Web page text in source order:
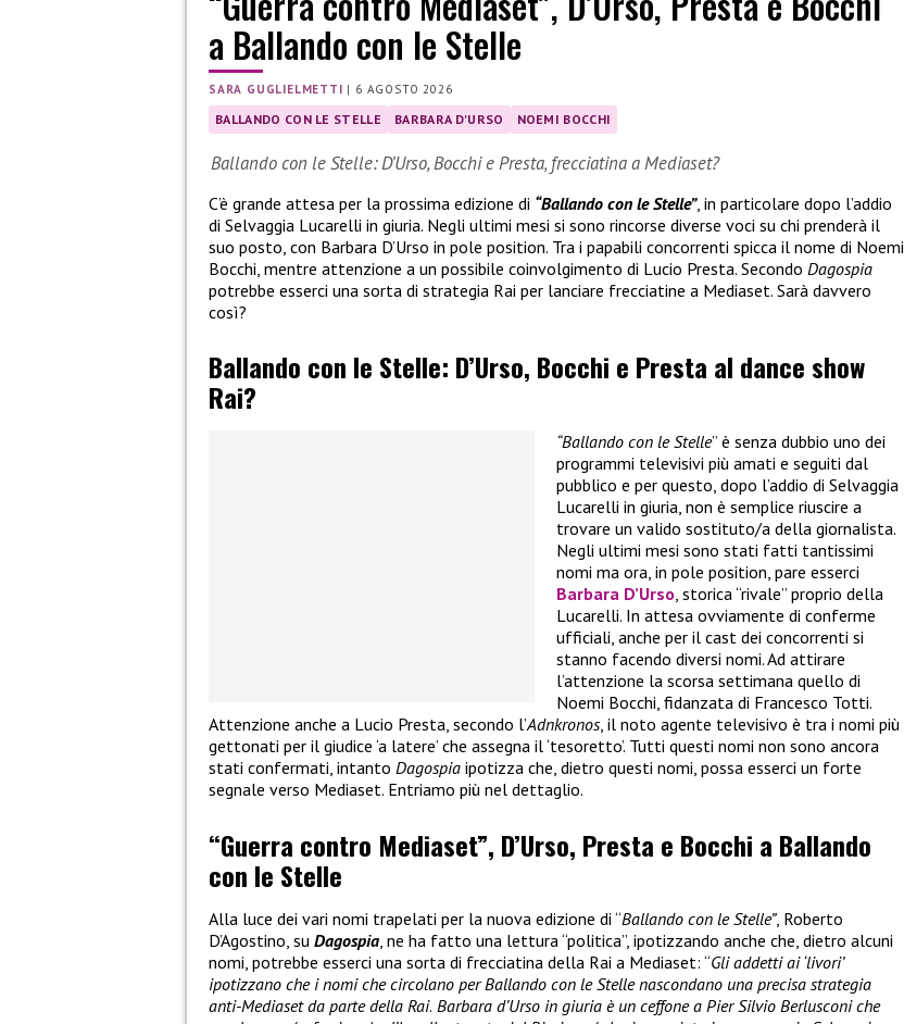
a Ballando con le Stelle
SARA GUGLIELMETTI | 6 AGOSTO 2026
BALLANDO CON LE STELLE BARBARA D'URSO NOEMI BOCCHI
Ballando con le Stelle: D’Urso, Bocchi e Presta, frecciatina a Mediaset?
C’è grande attesa per la prossima edizione di “Ballando con le Stelle”, in particolare dopo l’addio
di Selvaggia Lucarelli in giuria. Negli ultimi mesi si sono rincorse diverse voci su chi prenderà il
suo posto, con Barbara D’Urso in pole position. Tra i papabili concorrenti spicca il nome di Noemi
Bocchi, mentre attenzione a un possibile coinvolgimento di Lucio Presta. Secondo Dagospia
potrebbe esserci una sorta di strategia Rai per lanciare frecciatine a Mediaset. Sarà davvero
così?
Ballando con le Stelle: D’Urso, Bocchi e Presta al dance show
Rai?
“Ballando con le Stelle” è senza dubbio uno dei
programmi televisivi più amati e seguiti dal
pubblico e per questo, dopo l’addio di Selvaggia
Lucarelli in giuria, non è semplice riuscire a
trovare un valido sostituto/a della giornalista.
Negli ultimi mesi sono stati fatti tantissimi
nomi ma ora, in pole position, pare esserci
Barbara D’Urso, storica “rivale” proprio della
Lucarelli. In attesa ovviamente di conferme
ufficiali, anche per il cast dei concorrenti si
stanno facendo diversi nomi. Ad attirare
l’attenzione la scorsa settimana quello di
Noemi Bocchi, fidanzata di Francesco Totti.
Attenzione anche a Lucio Presta, secondo l’Adnkronos, il noto agente televisivo è tra i nomi più
gettonati per il giudice ‘a latere’ che assegna il ‘tesoretto’. Tutti questi nomi non sono ancora
stati confermati, intanto Dagospia ipotizza che, dietro questi nomi, possa esserci un forte
segnale verso Mediaset. Entriamo più nel dettaglio.
“Guerra contro Mediaset”, D’Urso, Presta e Bocchi a Ballando
con le Stelle
Alla luce dei vari nomi trapelati per la nuova edizione di “Ballando con le Stelle”, Roberto
D’Agostino, su Dagospia, ne ha fatto una lettura “politica”, ipotizzando anche che, dietro alcuni
nomi, potrebbe esserci una sorta di frecciatina della Rai a Mediaset: “Gli addetti ai ‘livori’
ipotizzano che i nomi che circolano per Ballando con le Stelle nascondano una precisa strategia
anti-Mediaset da parte della Rai. Barbara d’Urso in giuria è un ceffone a Pier Silvio Berlusconi che